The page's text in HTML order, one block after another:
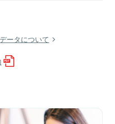
ータについて